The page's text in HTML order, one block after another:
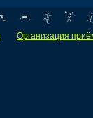
Организация